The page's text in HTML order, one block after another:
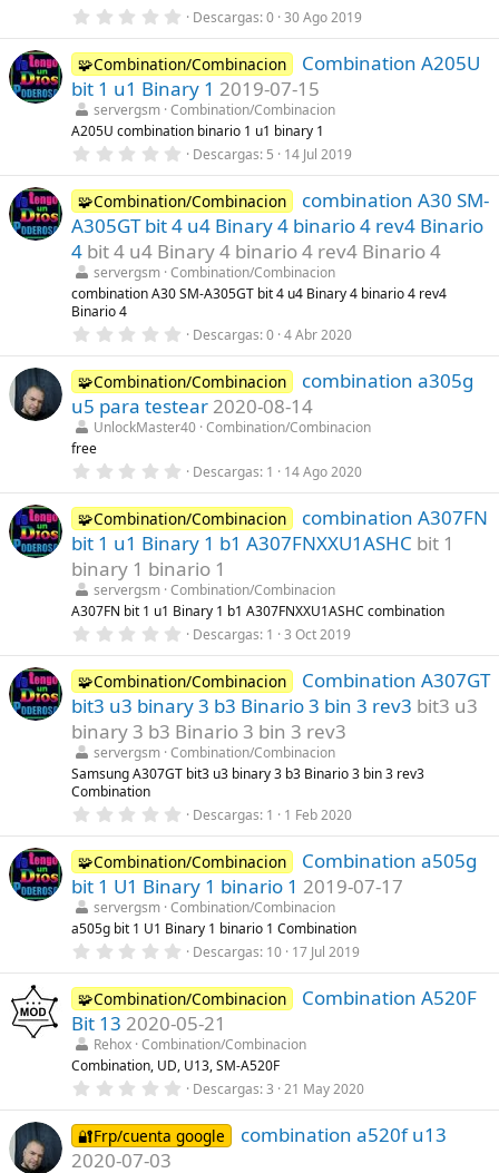
l
a
(
s
)
0
0
0
e
s
t
r
e
l
a
(
s
)
Descargas 0 30 Ago 2019
🧩Combination/Combinacion
Combination A205U
bit 1 u1 Binary 1 2019-07-15
servergsm Combination/Combinacion
A205U combination binario 1 u1 binary 1
0
0
0
e
s
t
r
e
l
s
)
Descargas 5 14 Jul 2019
🧩Combination/Combinacion
combination A30 SM-
A305GT bit 4 u4 Binary 4 binario 4 rev4 Binario
4 bit 4 u4 Binary 4 binario 4 rev4 Binario 4
servergsm Combination/Combinacion
combination A30 SM-A305GT bit 4 u4 Binary 4 binario 4 rev4
Binario 4
0
0
0
e
s
t
l
a
(
s
)
Descargas 0 4 Abr 2020
🧩Combination/Combinacion
combination a305g
u5 para testear 2020-08-14
UnlockMaster40 Combination/Combinacion
free
0
0
0
e
s
t
r
e
l
a
(
s
)
Descargas 1 14 Ago 2020
🧩Combination/Combinacion
combination A307FN
bit 1 u1 Binary 1 b1 A307FNXXU1ASHC bit 1
binary 1 binario 1
servergsm Combination/Combinacion
A307FN bit 1 u1 Binary 1 b1 A307FNXXU1ASHC combination
0
0
0
e
s
t
r
e
l
s
)
Descargas 1 3 Oct 2019
🧩Combination/Combinacion
Combination A307GT
bit3 u3 binary 3 b3 Binario 3 bin 3 rev3 bit3 u3
binary 3 b3 Binario 3 bin 3 rev3
servergsm Combination/Combinacion
Samsung A307GT bit3 u3 binary 3 b3 Binario 3 bin 3 rev3
Combination
0
0
0
e
s
t
r
e
l
a
(
s
)
Descargas 1 1 Feb 2020
🧩Combination/Combinacion
Combination a505g
bit 1 U1 Binary 1 binario 1 2019-07-17
servergsm Combination/Combinacion
a505g bit 1 U1 Binary 1 binario 1 Combination
0
0
0
e
s
t
r
e
l
a
(
s
Descargas 10 17 Jul 2019
🧩Combination/Combinacion
Combination A520F
Bit 13 2020-05-21
Rehox Combination/Combinacion
Combination, UD, U13, SM-A520F
0
0
0
e
Descargas 3 21 May 2020
🔐Frp/cuenta google
combination a520f u13
2020-07-03